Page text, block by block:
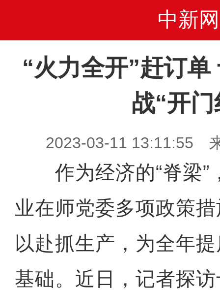
中新网
“火力全开”赶订
战“开门
2023-03-11 13:11:55
作为经济的“脊梁”
业在师党委多项政策措
以赴抓生产，为全年
基础。近日，记者探